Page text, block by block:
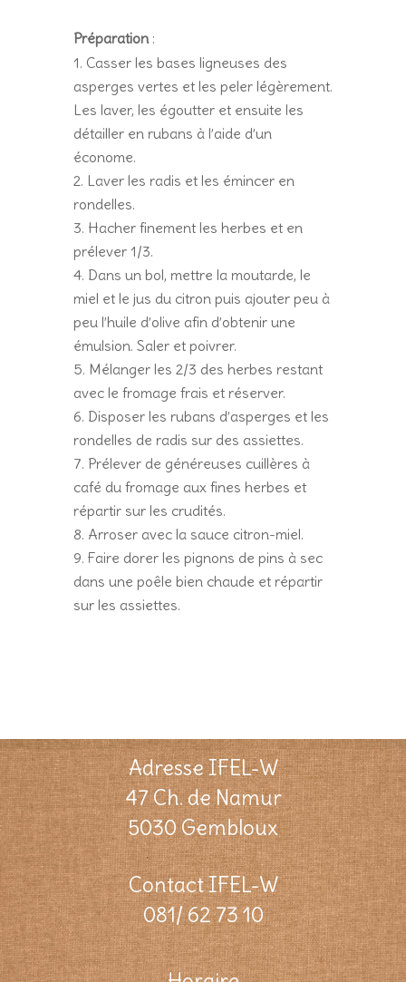
Préparation:
Casser les bases ligneuses des
asperges vertes et les peler légèrement.
Les laver, les égoutter et ensuite les
détailler en rubans à l’aide d’un
économe.
Laver les radis et les émincer en
rondelles.
Hacher finement les herbes et en
prélever 1/3.
Dans un bol, mettre la moutarde, le
miel et le jus du citron puis ajouter peu à
peu l’huile d’olive afin d’obtenir une
émulsion. Saler et poivrer.
Mélanger les 2/3 des herbes restant
avec le fromage frais et réserver.
Disposer les rubans d’asperges et les
rondelles de radis sur des assiettes.
Prélever de généreuses cuillères à
café du fromage aux fines herbes et
répartir sur les crudités.
Arroser avec la sauce citron-miel.
Faire dorer les pignons de pins à sec
dans une poêle bien chaude et répartir
sur les assiettes.
Adresse IFEL-W
47 Ch. de Namur
5030 Gembloux
Contact IFEL-W
081/ 62 73 10